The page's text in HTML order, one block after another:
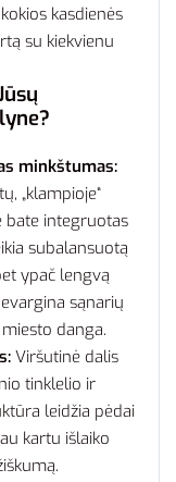
kasdienės
su kiekvienu
minkštumas:
„klampioje“
bate integruotas
subalansuotą
ypač lengvą
sąnarių
danga.
Viršutinė dalis
tinklelio ir
leidžia pėdai
kartu išlaiko